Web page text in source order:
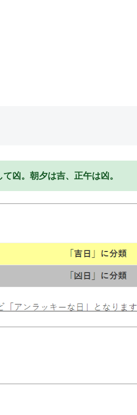
凶。朝夕は吉、正午は凶。